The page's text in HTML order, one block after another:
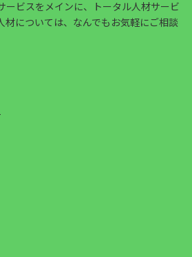
ービスをメインに、トータル人材サービ
材については、なんでもお気軽にご相談